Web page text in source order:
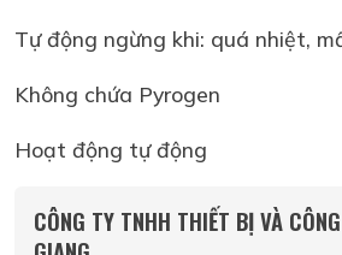
Tự động ngừng khi: quá nhiệt,
Không chứa Pyrogen
Hoạt động tự động
CÔNG TY TNHH THIẾT BỊ VÀ